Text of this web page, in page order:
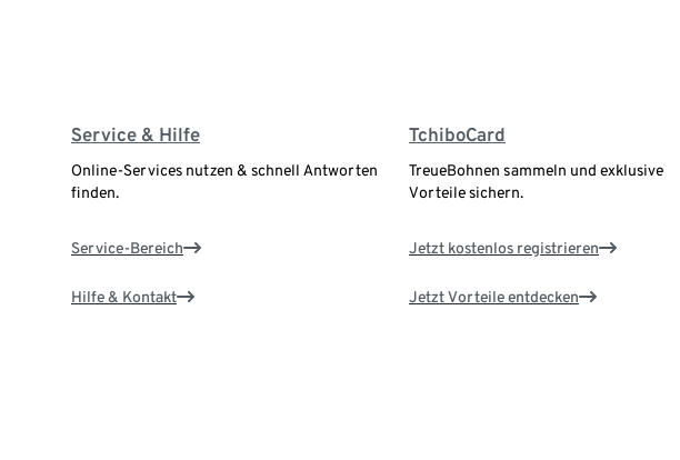
Service & Hilfe
Online-Services nutzen & schnell Antworten
finden.
Service-Bereich
Hilfe & Kontakt
TchiboCard
TreueBohnen sammeln und exklusive
Vorteile sichern.
Jetzt kostenlos registrieren
Jetzt Vorteile entdecken